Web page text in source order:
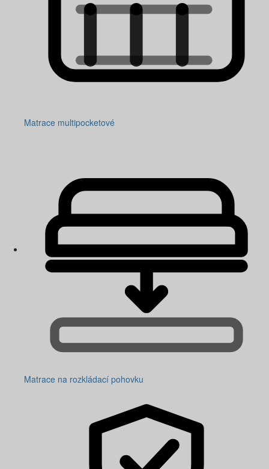
Matrace multipocketové
Matrace na rozkládací pohovku